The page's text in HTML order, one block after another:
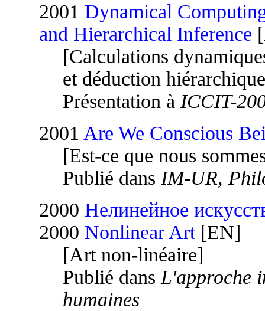
2001 Dynamical
and Hierarchical Inference
[Calculations
et déduction
Présentation à ICCIT-
2001 Are We Conscious
[Est-ce que nous
Publié dans IM-UR,
2000 Нелинейное
2000 Nonlinear Art[EN]
[Art non-linéaire]
Publié dans L'approche
humaines